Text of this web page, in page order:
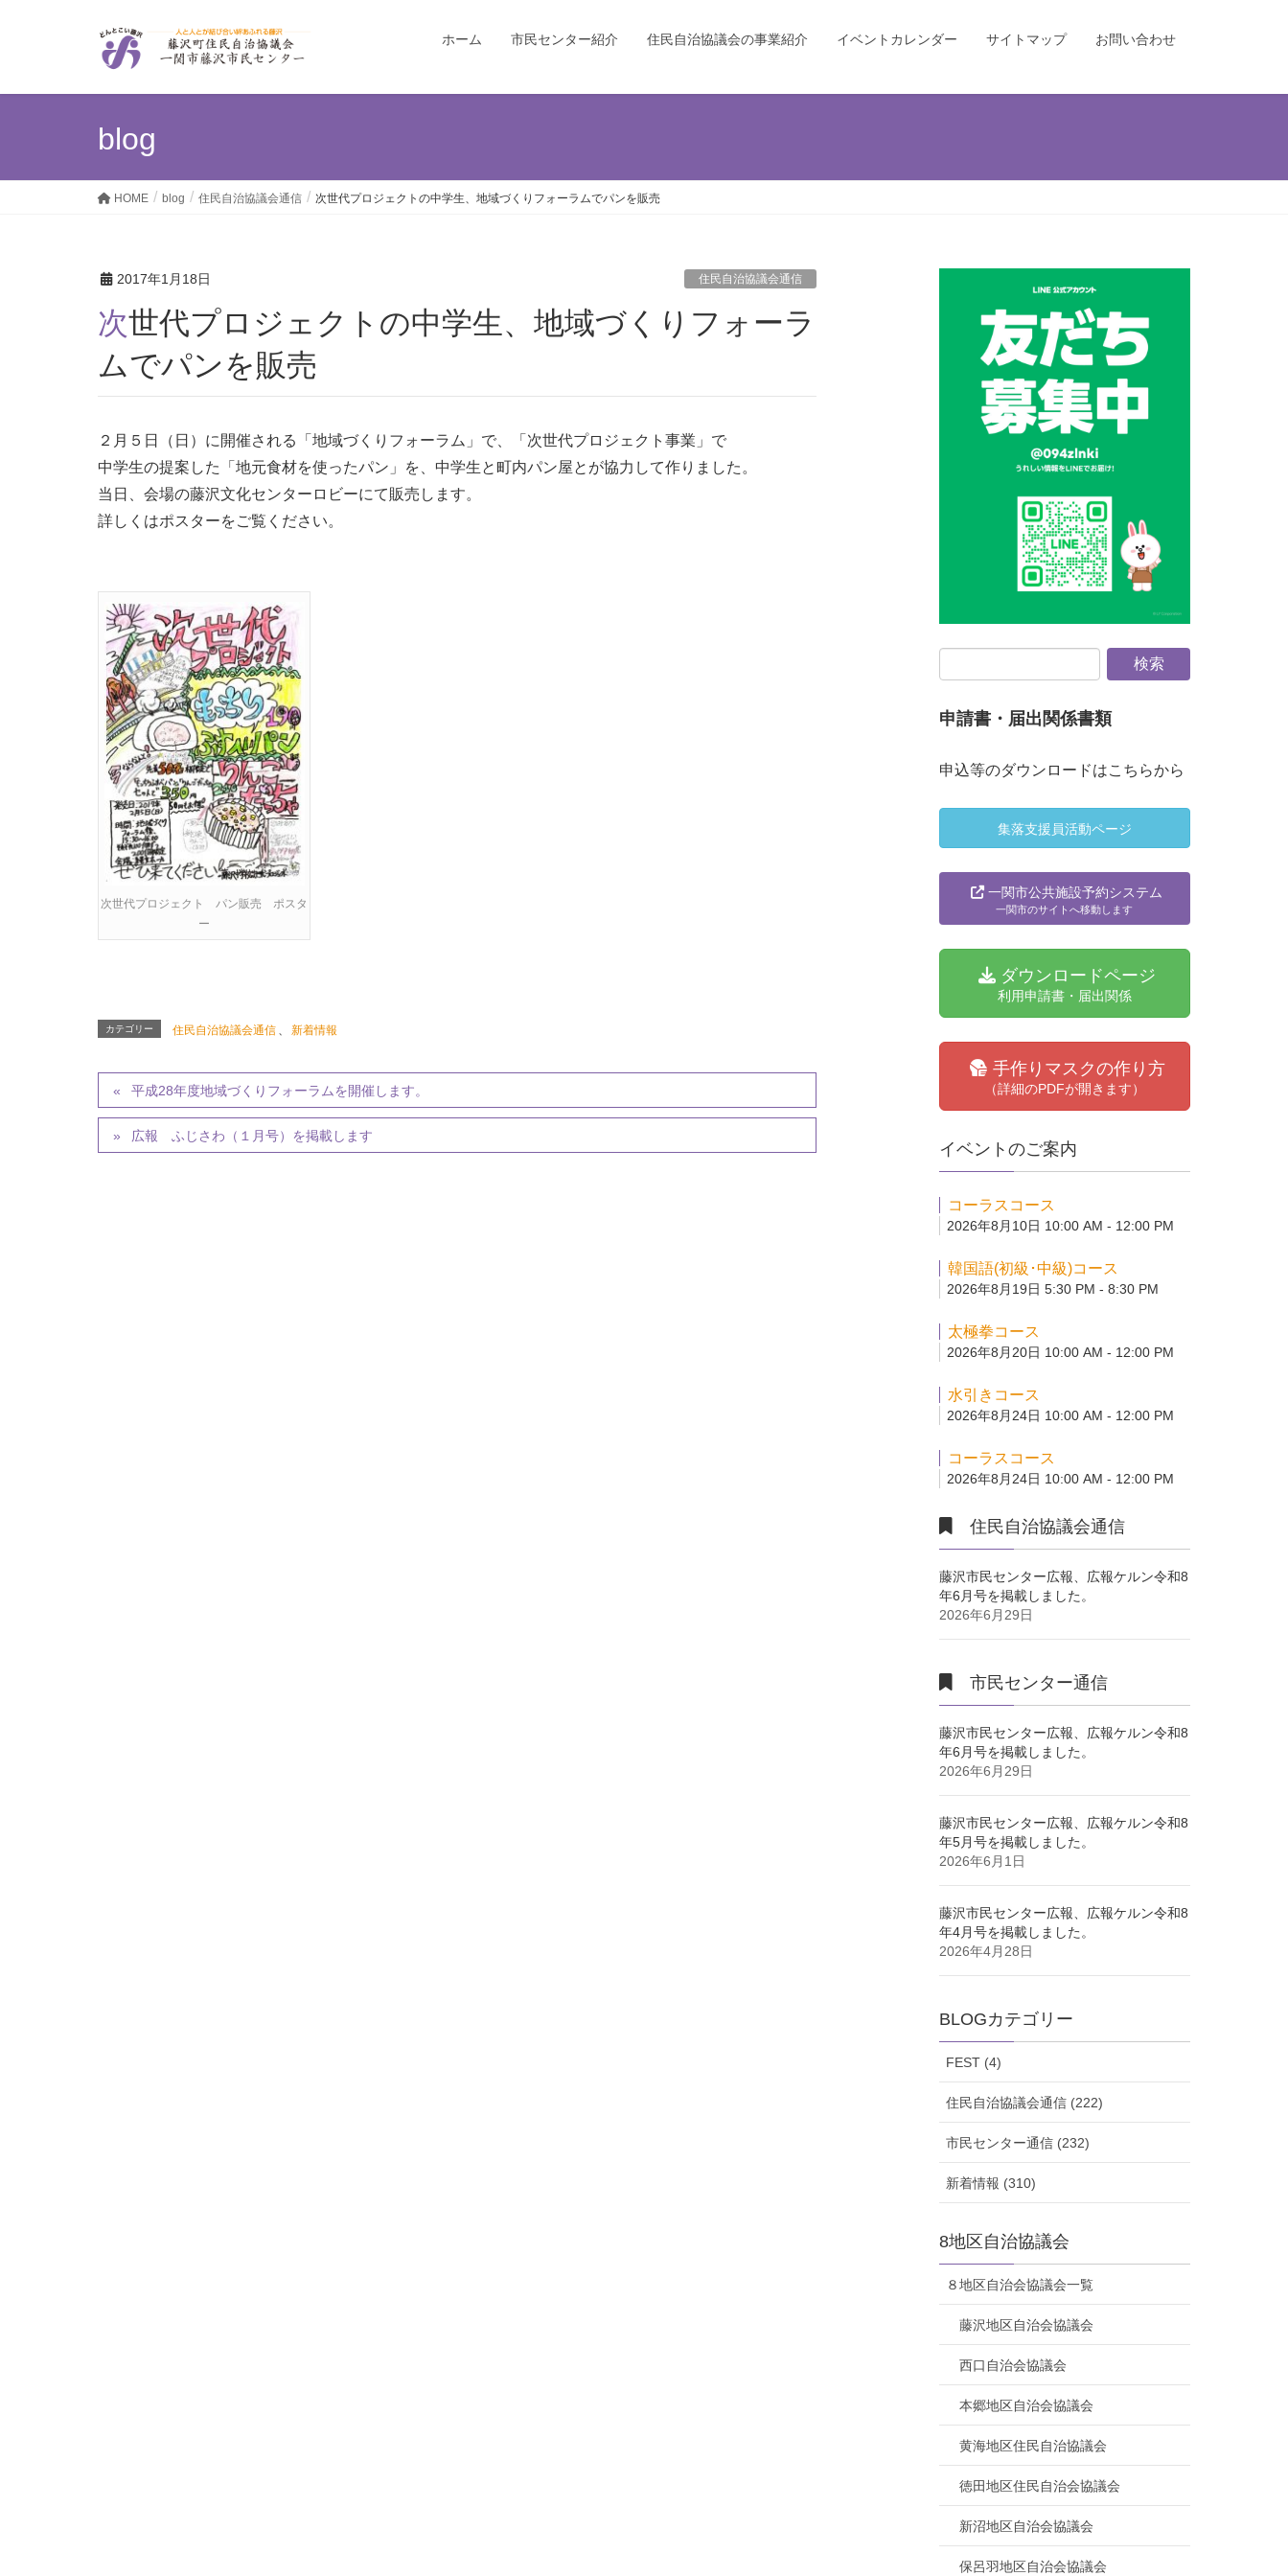
ホーム 市民センター紹介 住民自治協議会の事業紹介 イベントカレンダー サイトマップ お問い合わせ
blog
HOME blog 住民自治協議会通信 次世代プロジェクトの中学生、地域づくりフォーラムでパンを販売
2017年1月18日 住民自治協議会通信
次世代プロジェクトの中学生、地域づくりフォーラ
ムでパンを販売
２月５日（日）に開催される「地域づくりフォーラム」で、「次世代プロジェクト事業」で
中学生の提案した「地元食材を使ったパン」を、中学生と町内パン屋とが協力して作りました。
当日、会場の藤沢文化センターロビーにて販売します。
詳しくはポスターをご覧ください。
次世代プロジェクト パン販売 ポスタ
ー
カテゴリー 住民自治協議会通信 新着情報
平成28年度地域づくりフォーラムを開催します。
広報 ふじさわ（１月号）を掲載します
申請書・届出関係書類
申込等のダウンロードはこちらから
集落支援員活動ページ
一関市公共施設予約システム
一関市のサイトへ移動します
ダウンロードページ
利用申請書・届出関係
手作りマスクの作り方
（詳細のPDFが開きます）
イベントのご案内
コーラスコース
2026年8月10日 10:00 AM - 12:00 PM
韓国語(初級･中級)コース
2026年8月19日 5:30 PM - 8:30 PM
太極拳コース
2026年8月20日 10:00 AM - 12:00 PM
水引きコース
2026年8月24日 10:00 AM - 12:00 PM
コーラスコース
2026年8月24日 10:00 AM - 12:00 PM
住民自治協議会通信
藤沢市民センター広報、広報ケルン令和8
年6月号を掲載しました。
2026年6月29日
市民センター通信
藤沢市民センター広報、広報ケルン令和8
年6月号を掲載しました。
2026年6月29日
藤沢市民センター広報、広報ケルン令和8
年5月号を掲載しました。
2026年6月1日
藤沢市民センター広報、広報ケルン令和8
年4月号を掲載しました。
2026年4月28日
BLOGカテゴリー
FEST (4)
住民自治協議会通信 (222)
市民センター通信 (232)
新着情報 (310)
8地区自治協議会
８地区自治会協議会一覧
藤沢地区自治会協議会
西口自治会協議会
本郷地区自治会協議会
黄海地区住民自治協議会
徳田地区住民自治会協議会
新沼地区自治会協議会
保呂羽地区自治会協議会